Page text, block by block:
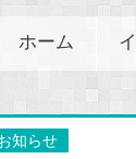
ホーム
知らせ